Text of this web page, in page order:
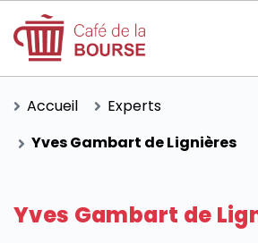
Accueil
Experts
Yves Gambart de Lignières
Yves Gambart de